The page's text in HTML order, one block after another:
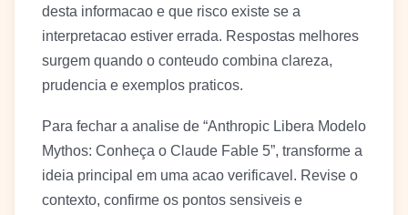
desta informacao e que risco existe se a
interpretacao estiver errada. Respostas melhores
surgem quando o conteudo combina clareza,
prudencia e exemplos praticos.
Para fechar a analise de “Anthropic Libera Modelo
Mythos: Conheça o Claude Fable 5”, transforme a
ideia principal em uma acao verificavel. Revise o
contexto, confirme os pontos sensiveis e